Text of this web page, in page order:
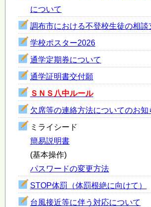
について
調布市における不登校生徒の相談
学校ポスター2026
通学定期券について
通学証明書交付願
ＳＮＳ八中ルール
欠席等の連絡方法についてのお知
ミライシード
簡易説明書
(基本操作)
パスワードの変更方法
STOP体罰（体罰根絶に向けて）
台風接近等に伴う対応について